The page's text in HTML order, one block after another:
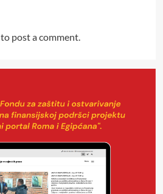
to post a comment.